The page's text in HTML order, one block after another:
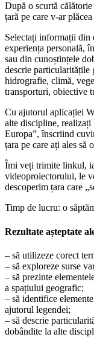
După o scurtă
țară pe care v-ar
Selectați informații din
experiența personală,
sau din cunoștințele
descrie particularitățile
hidrografie, climă,
transporturi, obiective
Cu ajutorul aplicației
alte discipline, realizați
Europa”, înscriind
țara pe care ați ales să
Îmi veți trimite linkul,
videoproiectorului, le
descoperim țara care
Timp de lucru: o
Rezultate așteptate
– să utilizeze corect
– să exploreze surse
– să prezinte
a spațiului geografic;
– să identifice
ajutorul legendei;
– să descrie
dobândite la alte